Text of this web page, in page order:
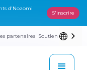
d'Nozomi
S'inscrire
partenaires Soutien